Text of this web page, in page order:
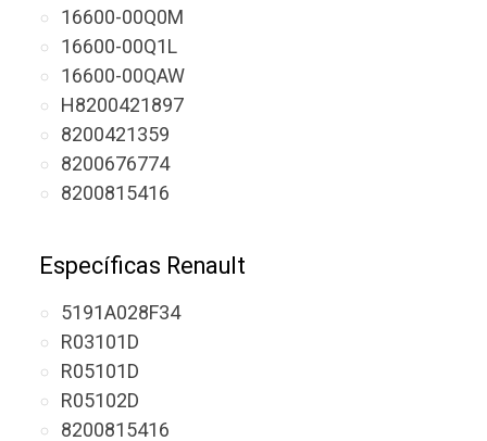
16600-00Q0M
16600-00Q1L
16600-00QAW
H8200421897
8200421359
8200676774
8200815416
Específicas Renault
5191A028F34
R03101D
R05101D
R05102D
8200815416